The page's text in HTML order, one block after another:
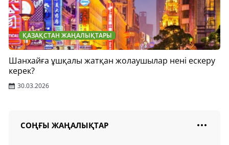
ҚАЗАҚСТАН ЖАҢАЛЫҚТАРЫ
Шанхайға ұшқалы жатқан жолаушылар нені ескеру
керек?
30.03.2026
СОҢҒЫ ЖАҢАЛЫҚТАР